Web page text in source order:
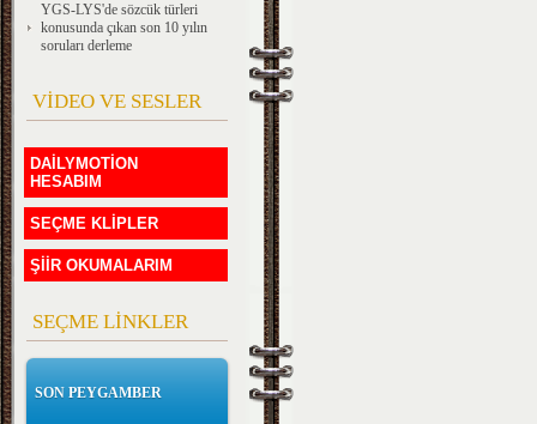
YGS-LYS'de sözcük türleri
konusunda çıkan son 10 yılın
soruları derleme
VİDEO VE SESLER
DAİLYMOTİON
HESABIM
SEÇME KLİPLER
ŞİİR OKUMALARIM
SEÇME LİNKLER
SON PEYGAMBER